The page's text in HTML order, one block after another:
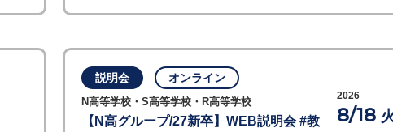
説明会 オンライン
N高等学校・S高等学校・R高等学校
【N高グループ/27新卒】WEB説明会 #教
2026
8/18